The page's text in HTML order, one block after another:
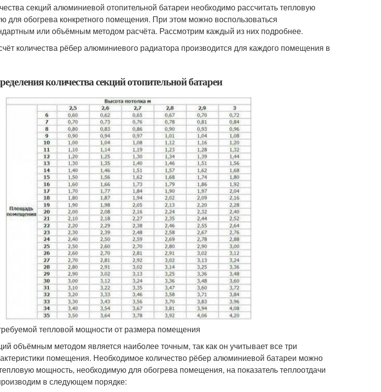
секций алюминиевой отопительной батареи необходимо рассчитать тепловую
для обогрева конкретного помещения. При этом можно воспользоваться
или объёмным методом расчёта. Рассмотрим каждый из них подробнее.
количества рёбер алюминиевого радиатора производится для каждого помещения в
количества секций отопительной батареи
тепловой мощности от размера помещения
объёмным методом является наиболее точным, так как он учитывает все три
помещения. Необходимое количество рёбер алюминиевой батареи можно
мощность, необходимую для обогрева помещения, на показатель теплоотдачи
в следующем порядке: